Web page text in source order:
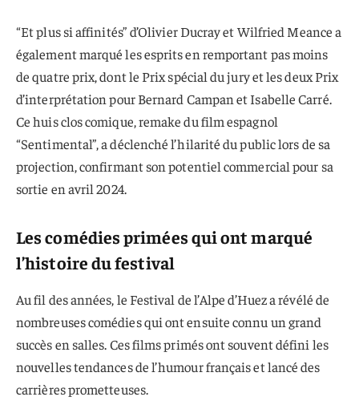
“Et plus si affinités” d’Olivier Ducray et Wilfried Meance a
également marqué les esprits en remportant pas moins
de quatre prix, dont le Prix spécial du jury et les deux Prix
d’interprétation pour Bernard Campan et Isabelle Carré.
Ce huis clos comique, remake du film espagnol
“Sentimental”, a déclenché l’hilarité du public lors de sa
projection, confirmant son potentiel commercial pour sa
sortie en avril 2024.
Les comédies primées qui ont marqué
l’histoire du festival
Au fil des années, le Festival de l’Alpe d’Huez a révélé de
nombreuses comédies qui ont ensuite connu un grand
succès en salles. Ces films primés ont souvent défini les
nouvelles tendances de l’humour français et lancé des
carrières prometteuses.